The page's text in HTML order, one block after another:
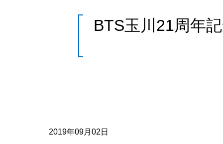
BTS玉川21周年
2019年09月02日